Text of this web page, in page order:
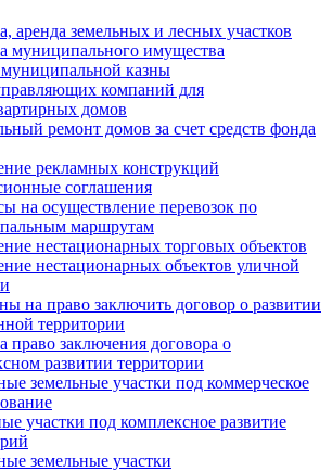
аренда земельных и лесных участков
муниципального имущества
казны
компаний для
домов
ремонт домов за счет средств фонда
рекламных конструкций
соглашения
на осуществление перевозок по
маршрутам
нестационарных торговых объектов
нестационарных объектов уличной
на право заключить договор о развитии
территории
право заключения договора о
развитии территории
земельные участки под коммерческое
участки под комплексное развитие
земельные участки